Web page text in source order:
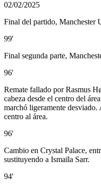
02/02/2025
Final del partido, Manchester
99'
Final segunda parte,
96'
Remate fallado por Rasmus
cabeza desde el centro del
marchó ligeramente
centro al área.
96'
Cambio en Crystal Palace,
sustituyendo a Ismaïla Sarr.
94'